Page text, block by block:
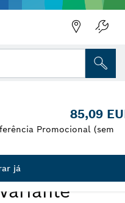
Impact
85,09
Promocional (sem
já